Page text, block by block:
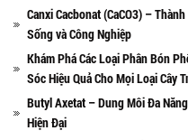
Canxi Cacbonat (CaCO3) –
Sống và Công Nghiệp
Khám Phá Các Loại Phân Bón
Sóc Hiệu Quả Cho Mọi Loại Cây
Butyl Axetat – Dung Môi Đa
Hiện Đại